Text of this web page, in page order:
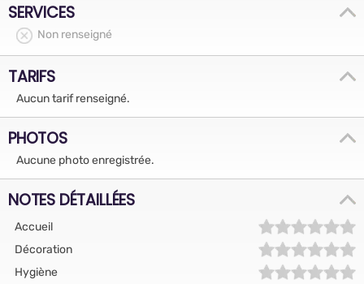
SERVICES
Non renseigné
TARIFS
Aucun tarif renseigné.
PHOTOS
Aucune photo enregistrée.
NOTES DÉTAILLÉES
Accueil
Décoration
Hygiène